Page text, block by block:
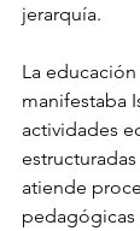
jerarquía.
La
manifestaba
actividades
atiende
pedagógicas